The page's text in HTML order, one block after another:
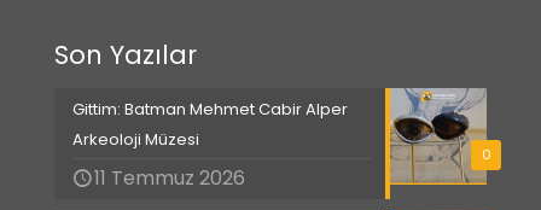
Son Yazılar
0
Gittim: Batman Mehmet Cabir Alper
Arkeoloji Müzesi
11 Temmuz 2026